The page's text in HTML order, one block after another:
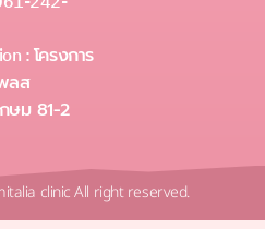
:โครงการ
ลส
ษม 81-2
clinic All right reserved.